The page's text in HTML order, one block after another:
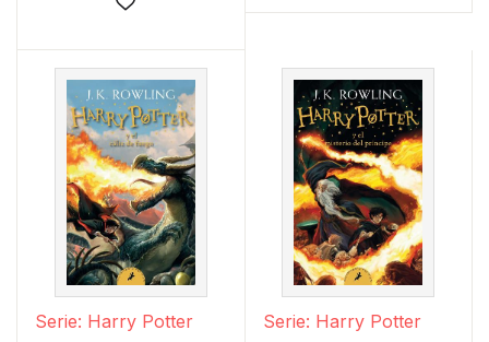
Añadir a la lista de deseos
Serie: Harry Potter Serie: Harry Potter